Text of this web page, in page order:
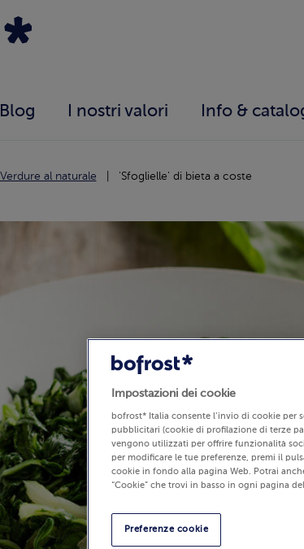
Blog I nostri valori Info &
Verdure al naturale 'Sfoglielle' di bieta a coste
Impostazioni dei cookie
bofrost* Italia consente l’invio di cookie per
pubblicitari (cookie di profilazione di terze
vengono utilizzati per offrire funzionalità
per modificare le tue preferenze, premi il
cookie in fondo alla pagina Web. Potrai
“Cookie” che trovi in basso in ogni pagina
Preferenze cookie